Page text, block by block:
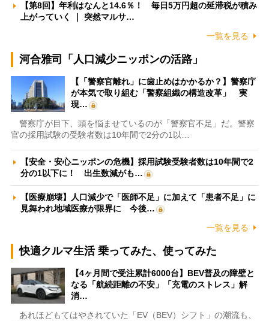
【第8回】年利はなんと14.6％！ 毎日5万円超の延滞税が積み
上がっていく ｜ 突然マルサ…
一覧を見る
河合雅司「人口減少ニッポンの活路」
【「警察官離れ」に歯止めはかかるか？】警察庁
が本気で取り組む「警察組織の構造改革」 実
現…
警察庁が目下、頭を悩ませているのが「警察官不足」だ。警察
官の採用試験の受験者数は10年間で2分の1以…
【安全・安心ニッポンの危機】採用試験受験者数は10年間で2
分の1以下に！ 出生数減がも…
【医療崩壊】人口減少で「医師不足」に加えて「患者不足」に
見舞われ地域医療が限界に 今後…
一覧を見る
快適クルマ生活 乗ってみた、使ってみた
【4ヶ月間で受注累計6000台】BEV普及の障壁と
なる「航続距離の不安」「充電のストレス」解
消…
あれほどもてはやされていた「EV（BEV）シフト」の潮流も、